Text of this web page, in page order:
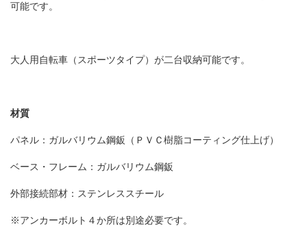
可能です。
大人用自転車（スポーツタイプ）が二台収納可能です。
材質
パネル：ガルバリウム鋼鈑（ＰＶＣ樹脂コーティング仕上げ）
ベース・フレーム：ガルバリウム鋼鈑
外部接続部材：ステンレススチール
※アンカーボルト４か所は別途必要です。